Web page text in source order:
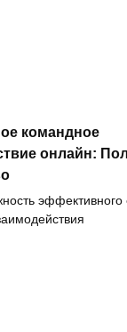
командное
онлайн:
эффективного